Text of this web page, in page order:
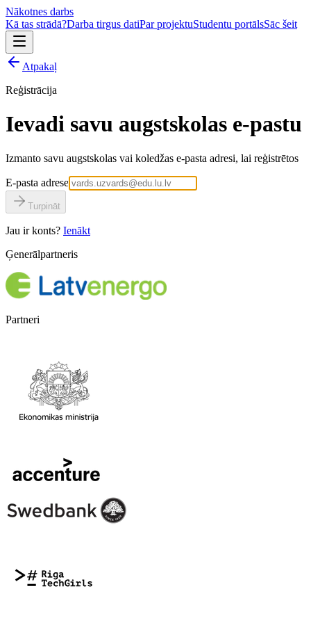
Nākotnes darbs
Kā tas strādā?Darba tirgus datiPar projektuStudentu portālsSāc šeit
Atpakaļ
Reģistrācija
Ievadi savu augstskolas e-pastu
Izmanto savu augstskolas vai koledžas e-pasta adresi, lai reģistrētos
E-pasta adrese
Turpināt
Jau ir konts? Ienākt
Ģenerālpartneris
Partneri